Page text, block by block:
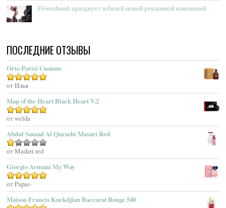
Acqua Di Monaco
Acqua Di Parma
Acqua Di Sardegna
Acqua Di Stresa
Adam Levine
Adamo Parfum
Adidas
Adolfo Dominguez
Adrienne Vittadini
Aedes De Venustas
Aerin Lauder
Aether
Affinessence
Afnan Perfumes
Flowerbomb празднует юбилей новой рекламной кампанией
ПОСЛЕДНИЕ ОТЗЫВЫ
Orto Parisi Cuoium
Оценка
от Илья
Map of the Heart Black Heart V.2
Оценка5
от welda
Abdul Samad Al Qurashi Masari Red
Оценка
1
из
5
от Madari red
Giorgio Armani My Way
Оценка5
от Papao
Maison Francis Kurkdjian Baccarat Rouge 540